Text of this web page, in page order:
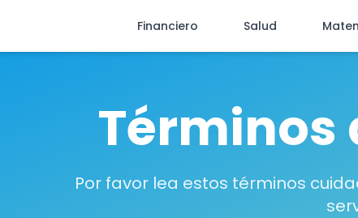
Financiero Salud
Términos
Por favor lea estos términos